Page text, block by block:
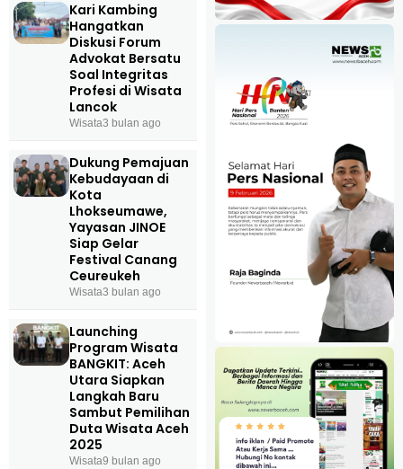
Kari Kambing
Hangatkan
Diskusi Forum
Advokat Bersatu
Soal Integritas
Profesi di Wisata
Lancok
Wisata3 bulan ago
Dukung Pemajuan
Kebudayaan di
Kota
Lhokseumawe,
Yayasan JINOE
Siap Gelar
Festival Canang
Ceureukeh
Wisata3 bulan ago
Launching
Program Wisata
BANGKIT: Aceh
Utara Siapkan
Langkah Baru
Sambut Pemilihan
Duta Wisata Aceh
2025
Wisata9 bulan ago